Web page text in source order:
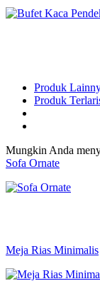
Produk
Produk
Mungkin Anda
Sofa Ornate
Meja Rias Minimalis